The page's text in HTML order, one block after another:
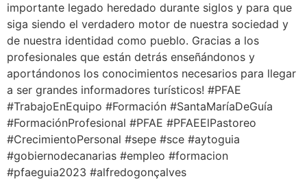
importante legado heredado durante siglos y para que
siga siendo el verdadero motor de nuestra sociedad y
de nuestra identidad como pueblo. Gracias a los
profesionales que están detrás enseñándonos y
aportándonos los conocimientos necesarios para llegar
a ser grandes informadores turísticos! #PFAE
#TrabajoEnEquipo #Formación #SantaMaríaDeGuía
#FormaciónProfesional #PFAE #PFAEElPastoreo
#CrecimientoPersonal #sepe #sce #aytoguia
#gobiernodecanarias #empleo #formacion
#pfaeguia2023 #alfredogonçalves